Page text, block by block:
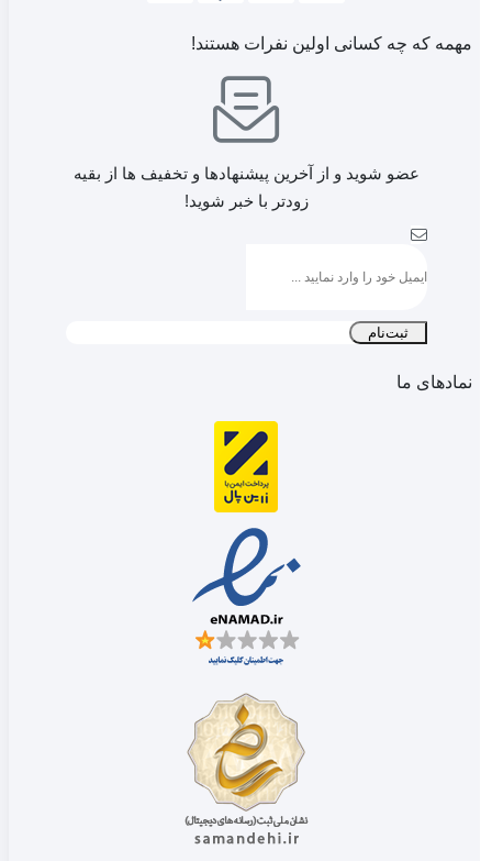
مهمه که چه کسانی اولین نفرات هستند!
عضو شوید و از آخرین پیشنهادها و تخفیف ها از بقیه
زودتر با خبر شوید!
ثبت‌نام
نمادهای ما